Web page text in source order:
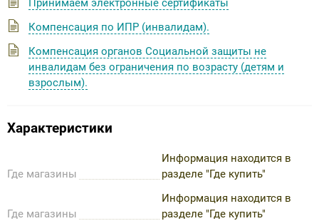
Принимаем электронные сертификаты
Компенсация по ИПР (инвалидам).
Компенсация органов Социальной защиты не
инвалидам без ограничения по возрасту (детям и
взрослым).
Характеристики
Где магазины
Информация находится в
разделе "Где купить"
Где магазины
Информация находится в
разделе "Где купить"